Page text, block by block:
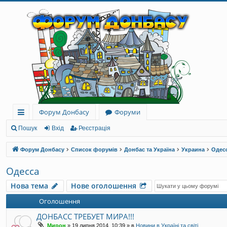
ви
дк
и
й
до
ст
уп
Форум Донбасу
Форуми
Пошук Вхід Реєстрація
Форум Донбасу Список форумів Донбас та Україна Украина
Одесса
Нова тема Нове оголошення
Оголошення
ДОНБАСС ТРЕБУЕТ МИРА!!!
Мирон » 19 липня 2014, 10:39 » в Новини в Україні та світі